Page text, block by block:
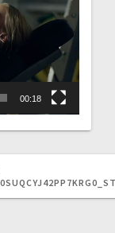
00:18